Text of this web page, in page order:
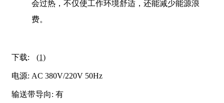
会过热，不仅使工作环境舒适，还能减少能源浪
费。
下载: (1)
电源: AC 380V/220V 50Hz
输送带导向: 有